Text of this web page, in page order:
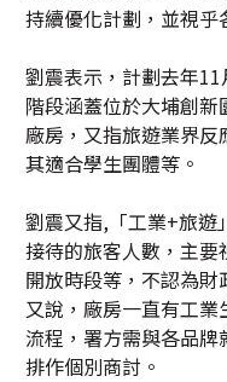
持續優化計劃，並視乎
劉震表示，計劃去年
階段涵蓋位於大埔創
廠房，又指旅遊業界
其適合學生團體等。
劉震又指,「工業+旅遊
接待的旅客人數，主
開放時段等，不認為
又說，廠房一直有工
流程，署方需與各品
排作個別商討。